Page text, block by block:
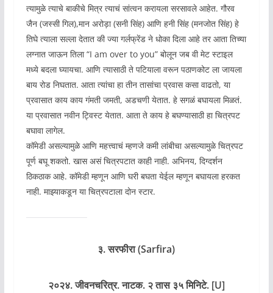
त्यामुळे त्याचे बाकीचे मित्र त्याचं सांत्वन करायला सरसावले आहेत. गौरव
जैन (जस्सी गिल),मान अरोड़ा (सनी सिंह) आणि हनी सिंह (मनजोत सिंह) हे
तिघे त्याला सल्ला देतात की ज्या गर्लफ्रेंड ने‌ धोका दिला आहे तर आता तिच्या
लग्नात जाऊन तिला “I am over to you” बोलून जब वी मेट स्टाइल
मध्ये बदला घ्यायचा. आणि त्यासाठी ते पटियाला वरून पठाणकोट ला जायला
बाय रोड निघतात. आता त्यांचा हा तीन तासांचा प्रवास कसा वाढतो, या
प्रवासात काय काय गंमती जमती, अडचणी येतात. हे सगळं बघायला मिळतं.
या प्रवासात नवीन ट्विस्ट येतात. आता ते काय हे बघण्यासाठी हा चित्रपट
बघावा लागेल.
कॉमेडी असल्यामुळे आणि महत्त्वाचं म्हणजे कमी लांबीचा असल्यामुळे चित्रपट
पूर्ण बघू शकतो. खास असं चित्रपटात काही नाही. अभिनय, दिग्दर्शन
ठिकठाक आहे. कॉमेडी म्हणून आणि घरी बघता येईल म्हणून बघायला हरकत
नाही. माझ्याकडून या चित्रपटाला दोन स्टार.
३. सरफीरा (Sarfira)
२०२४. जीवनचरित्र. नाटक. २ तास ३५ मिनिटे. [U]